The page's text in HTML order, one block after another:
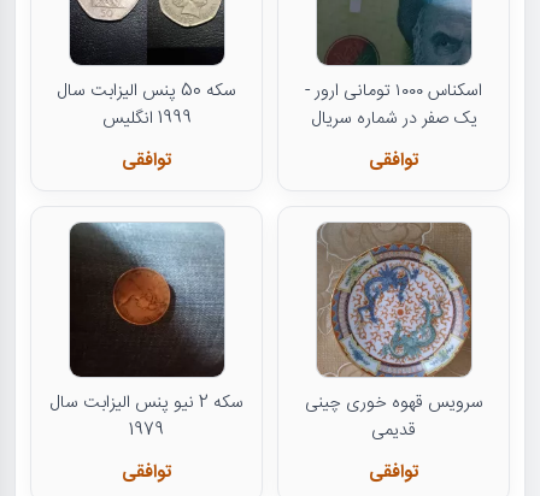
اسکناس ۱۰۰۰ تومانی ارور -
یک صفر در شماره سریال
توافقی
سکه 50 پنس الیزابت سال
1999 انگلیس
توافقی
سرویس قهوه خوری چینی
قدیمی
توافقی
سکه 2 نیو پنس الیزابت سال
1979
توافقی